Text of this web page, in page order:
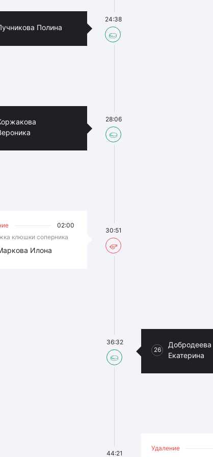
Полина
24:38
28:06
02:00
клюшки соперника
Илона
30:51
26
Добродеева
Екатерина
36:32
Удаление
44:21